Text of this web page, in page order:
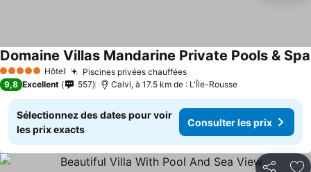
5 Étoiles Hôtel Piscines privées chauffées
Domaine Villas Mandarine Private Pools & Spa
9,8 Excellent 557 Calvi, à 17.5 km de : L'Île-Rousse
Sélectionnez des dates pour voir
les prix exacts
Consulter les prix